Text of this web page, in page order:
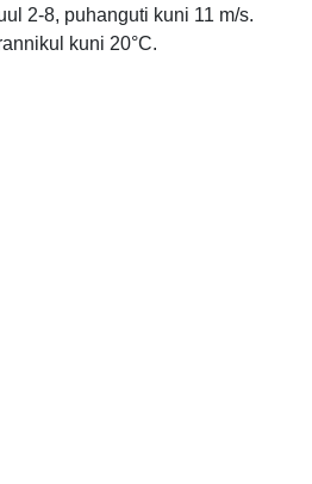
2-8, puhanguti kuni 11 m/s.
kuni 20°C.